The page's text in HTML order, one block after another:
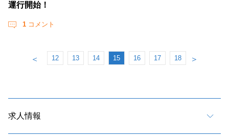
運行開始！
1 コメント
＜ 12 13 14 15 16 17 18 ＞
求人情報